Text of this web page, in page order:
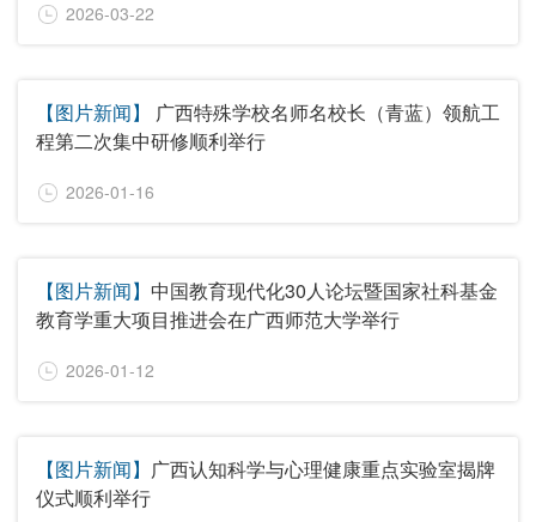
2026-03-22
【图片新闻】
广西特殊学校名师名校长（青蓝）领航工
程第二次集中研修顺利举行
2026-01-16
【图片新闻】 中国教育现代化30人论坛暨国家社科基金
教育学重大项目推进会在广西师范大学举行
2026-01-12
【图片新闻】 广西认知科学与心理健康重点实验室揭牌
仪式顺利举行